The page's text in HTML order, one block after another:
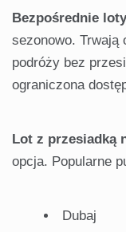
Bezpośrednie
sezonowo. Trwają
podróży bez
ograniczona
Lot z przesiadką
opcja. Popularne
Dubaj